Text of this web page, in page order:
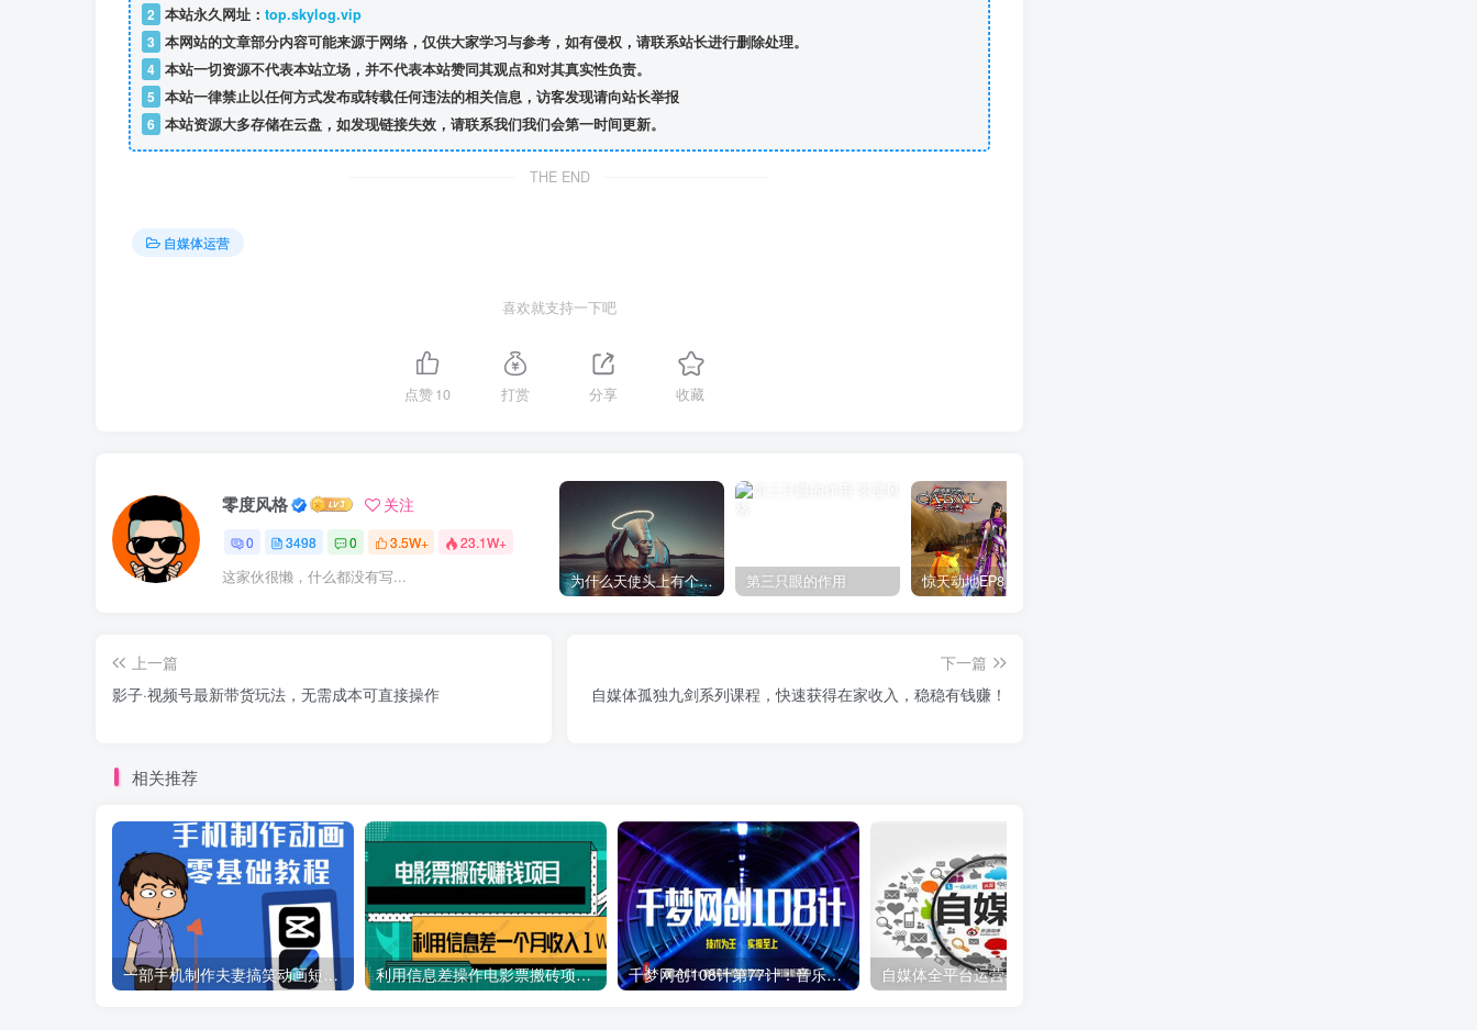
2 本站永久网址： top.skylog.vip
3 本网站的文章部分内容可能来源于网络，仅供大家学习与参考，如有侵权，请联系站长进行删除处理。
4 本站一切资源不代表本站立场，并不代表本站赞同其观点和对其真实性负责。
5 本站一律禁止以任何方式发布或转载任何违法的相关信息，访客发现请向站长举报
6 本站资源大多存储在云盘，如发现链接失效，请联系我们我们会第一时间更新。
THE END
自媒体运营
喜欢就支持一下吧
点赞10 打赏 分享 收藏
零度风格 关注
0 3498 0 3.5W+ 23.1W+
这家伙很懒，什么都没有写... 为什么天使头上有个圈？ 第三只眼的作用
上一篇
影子·视频号最新带货玩法，无需成本可直接操作
下一篇
自媒体孤独九剑系列课程，快速获得在家收入，稳稳有钱赚！
相关推荐
一部手机制作夫妻搞笑动画短视频教程，零基础也能快速上手 利用信息差操作电影票搬砖项目 有流量即可轻松月赚1W+ 千梦网创108计第77计：音乐解析流量变现站2.0（附最新源码） 自媒体全平台运营基础